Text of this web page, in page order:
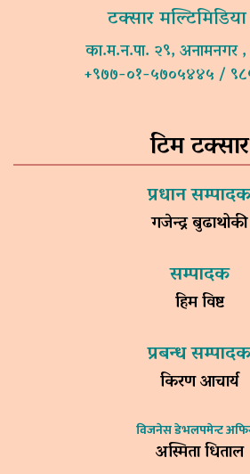
टक्सार मल्टिमिडिया
का.म.न.पा. २९, अनामनगर ,
+९७७-०१-५७०५४४५ /
टिम टक्सार
प्रधान सम्पादक
गजेन्द्र बुढाथोकी
सम्पादक
हिम विष्ट
प्रबन्ध सम्पादक
किरण आचार्य
विजनेस डेभलपमेन्ट
अस्मिता धिताल